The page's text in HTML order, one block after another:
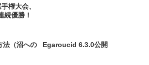
権大会、
続優勝！
法（沼への
Egaroucid 6.3.0公開